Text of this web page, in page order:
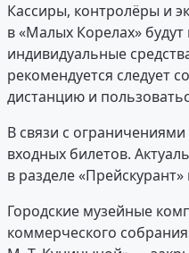
Кассиры, контролёры и
в «Малых Корелах» будут
индивидуальные
рекомендуется следует
дистанцию и
В связи с
входных билетов.
в разделе «Прейскурант»
Городские музейные
коммерческого